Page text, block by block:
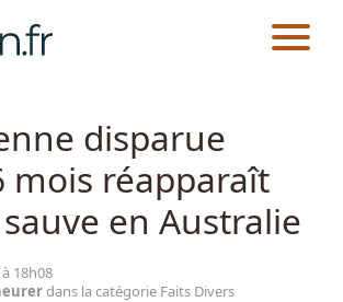
Races
disparue
mois réapparaît
en Australie
18h08
dans la catégorie Faits Divers